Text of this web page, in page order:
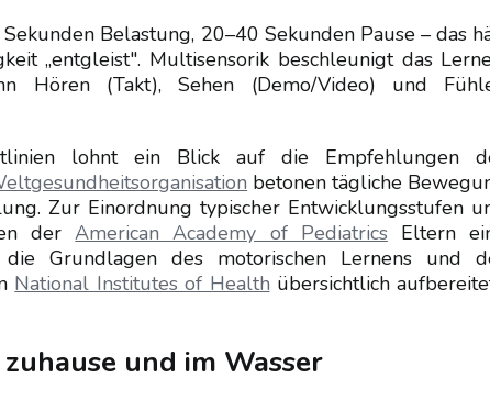
Belastung, 20–40 Sekunden Pause – das
„entgleist". Multisensorik beschleunigt das
Hören (Takt), Sehen (Demo/Video) und
lohnt ein Blick auf die Empfehlungen
betonen tägliche
Zur Einordnung typischer Entwicklungsstufen
derAmerican Academy of PediatricsEltern
Grundlagen des motorischen Lernens und
National Institutes of Health übersichtlich
und im Wasser